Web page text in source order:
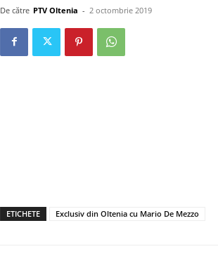
De către PTV Oltenia - 2 octombrie 2019
ETICHETE Exclusiv din Oltenia cu Mario De Mezzo